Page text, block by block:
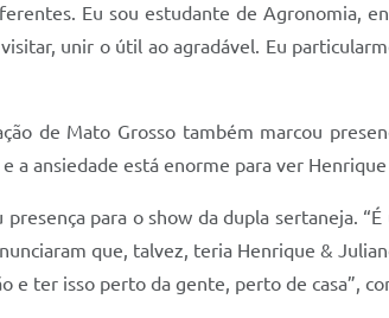
Eu sou estudante de Agronomia,
unir o útil ao agradável. Eu
de Mato Grosso também marcou
a ansiedade está enorme para ver
para o show da dupla sertaneja.
que, talvez, teria Henrique &
e ter isso perto da gente, perto de casa”,